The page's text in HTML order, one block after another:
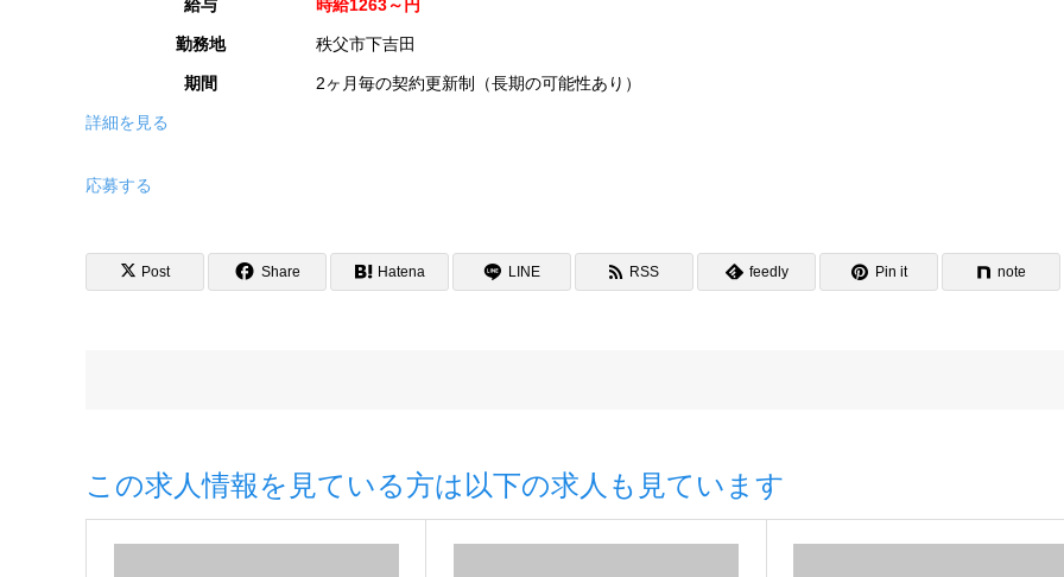
給与 時給1263～円
勤務地 秩父市下吉田
期間 2ヶ月毎の契約更新制（長期の可能性あり）
詳細を見る
応募する
Post Share Hatena LINE RSS feedly Pin it note
この求人情報を見ている方は以下の求人も見ています